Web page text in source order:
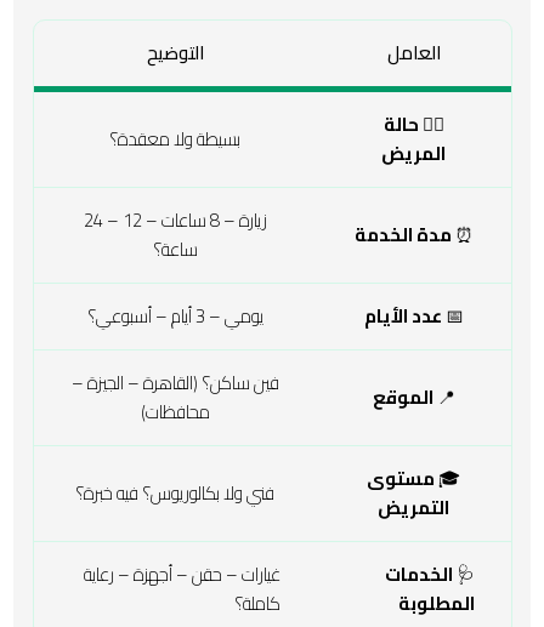
العامل التوضيح
🧑‍⚕️حالة
المريض
بسيطة ولا معقدة؟
⏰مدة الخدمة
زيارة – 8 ساعات – 12 – 24
ساعة؟
📅عدد الأيام يومي – 3 أيام – أسبوعي؟
📍 الموقع
فين ساكن؟ (القاهرة – الجيزة –
محافظات)
🎓مستوى
التمريض
فني ولا بكالوريوس؟ فيه خبرة؟
🩺 الخدمات
المطلوبة
غيارات – حقن – أجهزة – رعاية
كاملة؟